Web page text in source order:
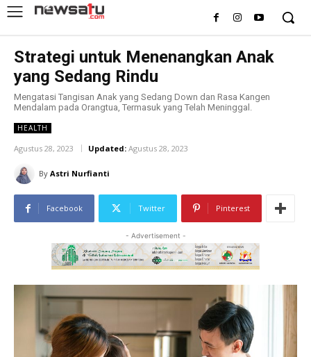
Strategi untuk Menenangkan Anak
yang Sedang Rindu
Mengatasi Tangisan Anak yang Sedang Down dan Rasa Kangen
Mendalam pada Orangtua, Termasuk yang Telah Meninggal.
HEALTH
Agustus 28, 2023 Updated: Agustus 28, 2023
By Astri Nurfianti
Facebook Twitter Pinterest
- Advertisement -